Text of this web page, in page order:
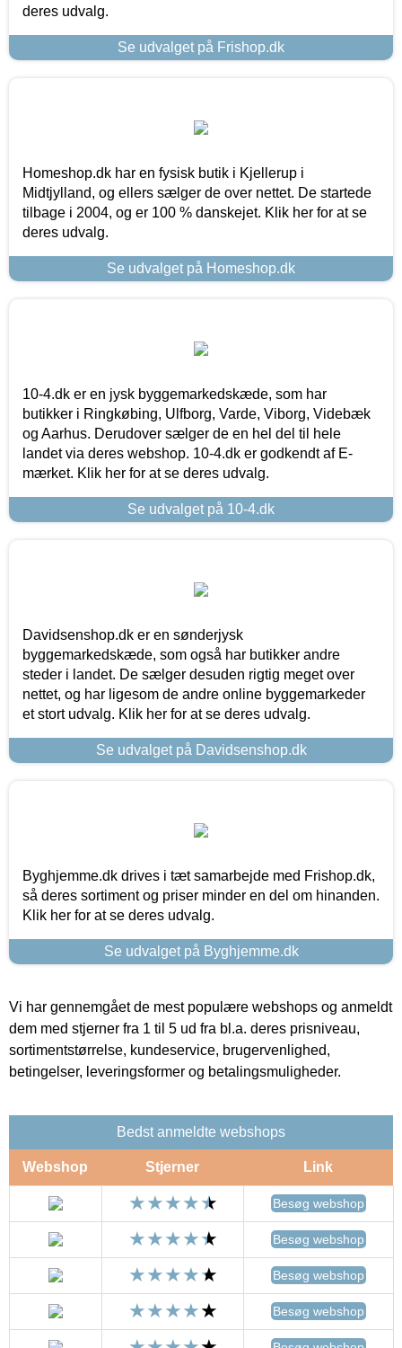
deres udvalg.
Se udvalget på Frishop.dk
Homeshop.dk har en fysisk butik i Kjellerup i
Midtjylland, og ellers sælger de over nettet. De startede
tilbage i 2004, og er 100 % danskejet. Klik her for at se
deres udvalg.
Se udvalget på Homeshop.dk
10-4.dk er en jysk byggemarkedskæde, som har
butikker i Ringkøbing, Ulfborg, Varde, Viborg, Videbæk
og Aarhus. Derudover sælger de en hel del til hele
landet via deres webshop. 10-4.dk er godkendt af E-
mærket. Klik her for at se deres udvalg.
Se udvalget på 10-4.dk
Davidsenshop.dk er en sønderjysk
byggemarkedskæde, som også har butikker andre
steder i landet. De sælger desuden rigtig meget over
nettet, og har ligesom de andre online byggemarkeder
et stort udvalg. Klik her for at se deres udvalg.
Se udvalget på Davidsenshop.dk
Byghjemme.dk drives i tæt samarbejde med Frishop.dk,
så deres sortiment og priser minder en del om hinanden.
Klik her for at se deres udvalg.
Se udvalget på Byghjemme.dk
Vi har gennemgået de mest populære webshops og anmeldt
dem med stjerner fra 1 til 5 ud fra bl.a. deres prisniveau,
sortimentstørrelse, kundeservice, brugervenlighed,
betingelser, leveringsformer og betalingsmuligheder.
Bedst anmeldte webshops
Webshop Stjerner Link
Besøg webshop
Besøg webshop
Besøg webshop
Besøg webshop